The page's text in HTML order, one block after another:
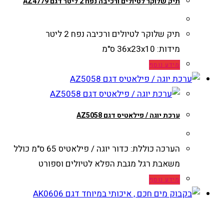
תיק שלוקר לטיולים ורכיבה נפח 2 ליטר
מידות: 36x23x10 ס"מ
מידע נוסף
ערכת יוגה / פילאטיס דגם AZ5058
הערכה כוללת: כדור יוגה / פילאטיס 65 ס"מ כולל
משאבת רגל מגבת הפלא לטיולים וספורט
מידע נוסף